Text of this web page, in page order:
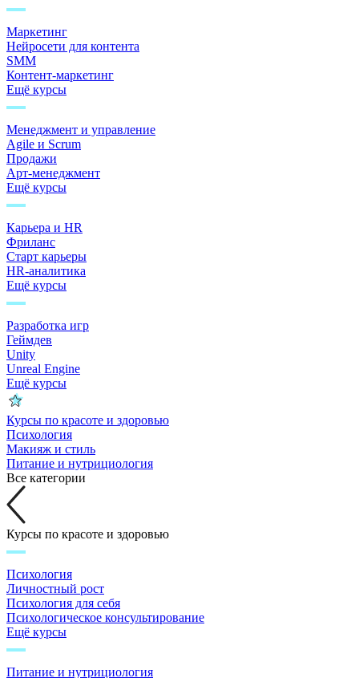
Маркетинг
Нейросети для контента
SMM
Контент-маркетинг
Ещё курсы
Менеджмент и управление
Agile и Scrum
Продажи
Арт-менеджмент
Ещё курсы
Карьера и HR
Фриланс
Старт карьеры
HR-аналитика
Ещё курсы
Разработка игр
Геймдев
Unity
Unreal Engine
Ещё курсы
Курсы по красоте и здоровью
Психология
Макияж и стиль
Питание и нутрициология
Все категории
Курсы по красоте и здоровью
Психология
Личностный рост
Психология для себя
Психологическое консультирование
Ещё курсы
Питание и нутрициология